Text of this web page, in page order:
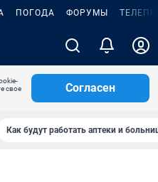
ПОГОДА ФОРУМЫ
свое
Согласен
Как будут работать аптеки и